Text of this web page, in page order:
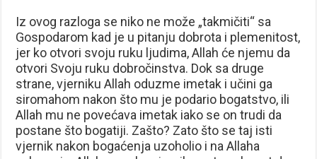
Iz ovog razloga se niko ne može „takmičiti“ sa
Gospodarom kad je u pitanju dobrota i plemenitost,
jer ko otvori svoju ruku ljudima, Allah će njemu da
otvori Svoju ruku dobročinstva. Dok sa druge
strane, vjerniku Allah oduzme imetak i učini ga
siromahom nakon što mu je podario bogatstvo, ili
Allah mu ne povećava imetak iako se on trudi da
postane što bogatiji. Zašto? Zato što se taj isti
vjernik nakon bogaćenja uzoholio i na Allaha